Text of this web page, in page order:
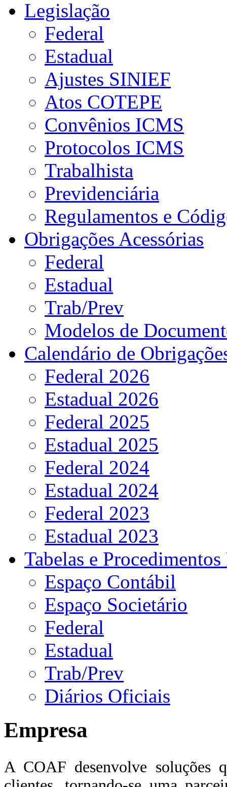
Legislação
Federal
Estadual
Ajustes SINIEF
Atos COTEPE
Convênios ICMS
Protocolos ICMS
Trabalhista
Previdenciária
Regulamentos e
Obrigações Acessórias
Federal
Estadual
Trab/Prev
Modelos de
Calendário de
Federal 2026
Estadual 2026
Federal 2025
Estadual 2025
Federal 2024
Estadual 2024
Federal 2023
Estadual 2023
Tabelas e
Espaço Contábil
Espaço Societário
Federal
Estadual
Trab/Prev
Diários Oficiais
Empresa
A COAF desenvolve soluções